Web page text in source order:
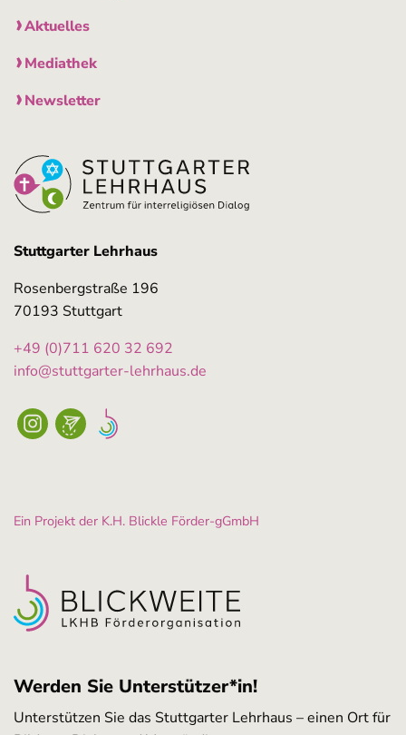
Stuttgarter Lehrhaus
Rosenbergstraße 196
70193 Stuttgart
+49 (0)711 620 32 692
info@stuttgarter-lehrhaus.de
Ein Projekt der K.H. Blickle Förder-gGmbH
Aktuelles
Mediathek
Newsletter
Werden Sie Unterstützer*in!
Unterstützen Sie das Stuttgarter Lehrhaus – einen Ort für